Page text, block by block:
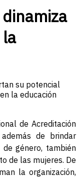
su potencial
la educación
de Acreditación
de brindar
género, también
de las mujeres. De
la organización,